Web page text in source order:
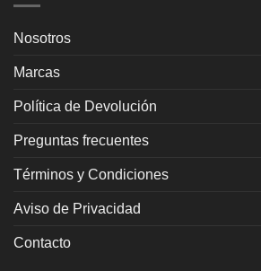
Nosotros
Marcas
Política de Devolución
Preguntas frecuentes
Términos y Condiciones
Aviso de Privacidad
Contacto